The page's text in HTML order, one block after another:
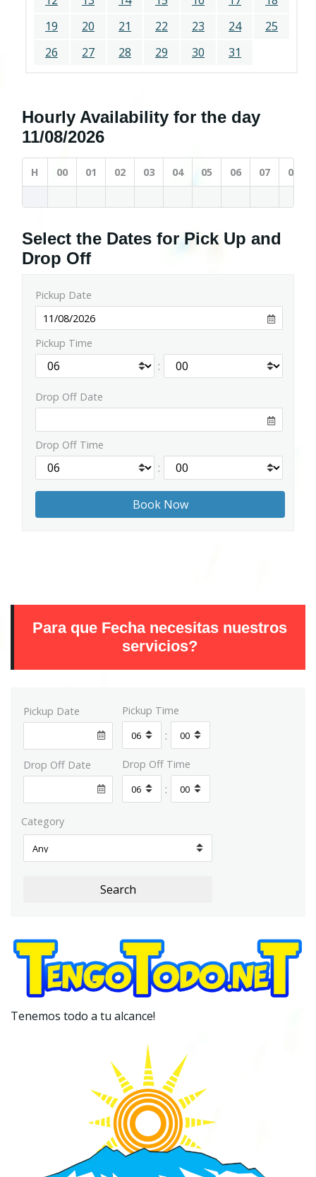
19
20 21 22 23 24
25
26
27 28 29 30 31
Hourly Availability for the day
11/08/2026
H 00 01 02 03 04 05 06 07 08
Select the Dates for Pick Up and
Drop Off
Pickup Date
Pickup Time
:
Drop Off Date
Drop Off Time
:
Para que Fecha necesitas nuestros
servicios?
Pickup Date Pickup Time
:
Drop Off Date Drop Off Time
:
Category
Search
Tenemos todo a tu alcance!